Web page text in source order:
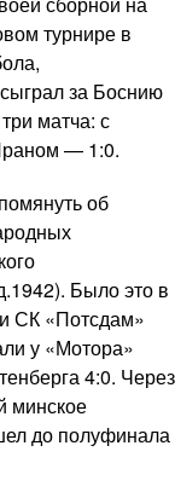
турнире в
за Боснию
матча: с
— 1:0.
об
Было это в
СК «Потсдам»
у «Мотора»
4:0. Через
минское
до полуфинала